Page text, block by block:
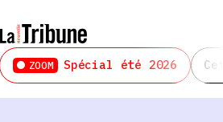
ZOOM Spécial été 2026